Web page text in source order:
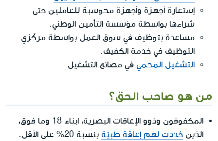
إستعارة أجهزة وأجهزة محوسبة للعاملين حتى
شراءها بواسطة مؤسسة التأمين الوطني.
مساعدة بتوظيف في سوق العمل بواسطة مركّزي
التوظيف في خدمة الكفيف.
التشغيل المحمي في مصانع التشغيل
من هو صاحب الحق؟
المكفوفون وذوو الإعاقات البصرية، ابناء 18 وما فوق،
الذين حُددت لهم إعاقة طبيّة بنسبة 20% على الأقل.